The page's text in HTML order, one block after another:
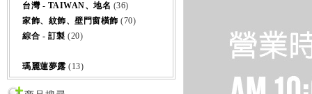
台灣 - TAIWAN、地名 (36)
家飾、紋飾、壁門窗橫飾 (70)
綜合 - 訂製 (20)
瑪麗蓮夢露 (13)